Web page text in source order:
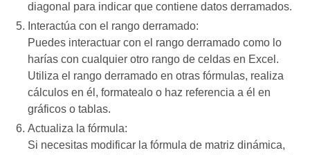
diagonal para indicar que contiene datos derramados.
Interactúa con el rango derramado:
Puedes interactuar con el rango derramado como lo
harías con cualquier otro rango de celdas en Excel.
Utiliza el rango derramado en otras fórmulas, realiza
cálculos en él, formatealo o haz referencia a él en
gráficos o tablas.
Actualiza la fórmula:
Si necesitas modificar la fórmula de matriz dinámica,